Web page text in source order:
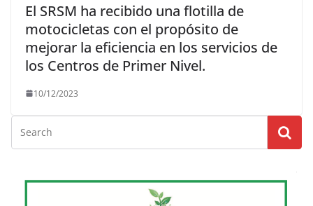
El SRSM ha recibido una flotilla de
motocicletas con el propósito de
mejorar la eficiencia en los servicios de
los Centros de Primer Nivel.
10/12/2023